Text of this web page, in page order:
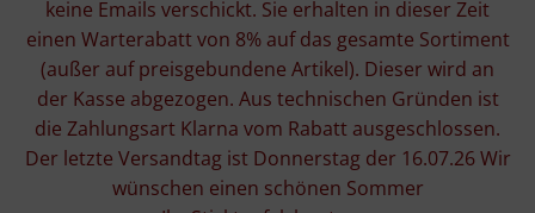
Stickgarne
Stoffe
Mill Hill Beads
keine Emails verschickt. Sie erhalten in dieser Zeit
einen Warterabatt von 8% auf das gesamte Sortiment
(außer auf preisgebundene Artikel). Dieser wird an
der Kasse abgezogen. Aus technischen Gründen ist
die Zahlungsart Klarna vom Rabatt ausgeschlossen.
Der letzte Versandtag ist Donnerstag der 16.07.26 Wir
wünschen einen schönen Sommer